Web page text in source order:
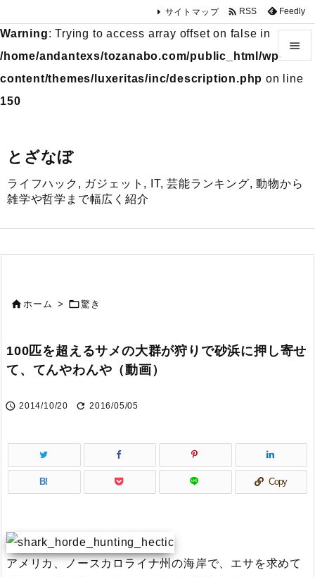
Warning: Trying to access array offset on false in
/home/andantexs/tozanabo.com/public_html/wp-
content/themes/luxeritas/inc/description.php on line
150
とざなぼ
ライフハック, ガジェット, IT, 芸能ランキング, 動物から
雑学や哲学まで幅広く紹介


前へ
サイトマップ  RSS Feedly
ホーム > 驚き
100匹を超えるサメの大群が狩りで砂浜に押し寄せ
て、てんやわんや（動画）
 2014/10/20  2016/05/05
B! Copy
アメリカ、ノースカロライナ州の海岸で、エサを求めて